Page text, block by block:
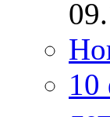
10